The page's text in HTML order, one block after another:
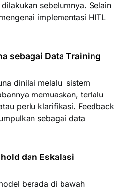
sebelumnya. Selain
implementasi HITL
sebagai Data Training
dinilai melalui sistem
memuaskan, terlalu
perlu klarifikasi. Feedback
sebagai data
dan Eskalasi
berada di bawah